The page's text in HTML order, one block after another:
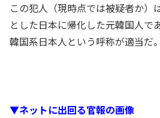
この犯人（現時点では被疑者か）
とした日本に帰化した元韓国人で
韓国系日本人という呼称が適当だ。
▼ネットに出回る官報の画像